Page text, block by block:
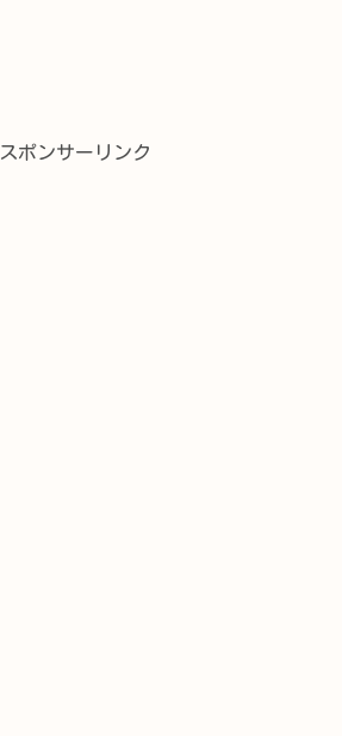
スポンサーリンク